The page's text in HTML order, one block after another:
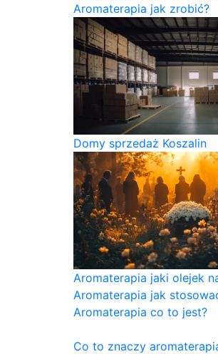
Aromaterapia jak zrobić?
Domy sprzedaż Koszalin
Aromaterapia jaki olejek
Aromaterapia jak
Aromaterapia co to jest?
Co to znaczy